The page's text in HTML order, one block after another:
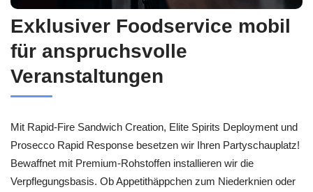
Exklusiver Foodservice mobil
für anspruchsvolle
Veranstaltungen
Mit Rapid-Fire Sandwich Creation, Elite Spirits Deployment und
Prosecco Rapid Response besetzen wir Ihren Partyschauplatz!
Bewaffnet mit Premium-Rohstoffen installieren wir die
Verpflegungsbasis. Ob Appetithäppchen zum Niederknien oder